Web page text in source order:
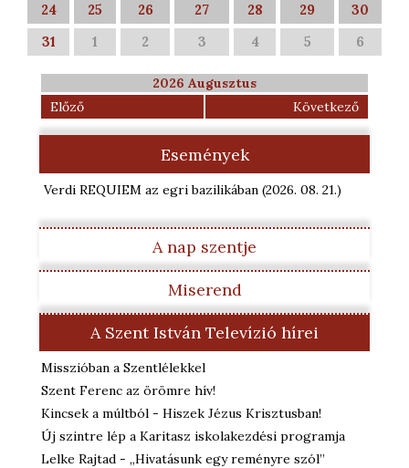
24
25 26 27 28 29
30
31
1 2 3 4 5 6
2026 Augusztus
Előző
Következő
Események
Verdi REQUIEM az egri bazilikában (2026. 08. 21.)
A nap szentje
Miserend
A Szent István Televízió hírei
Misszióban a Szentlélekkel
Szent Ferenc az örömre hív!
Kincsek a múltból - Hiszek Jézus Krisztusban!
Új szintre lép a Karitasz iskolakezdési programja
Lelke Rajtad - „Hivatásunk egy reményre szól”